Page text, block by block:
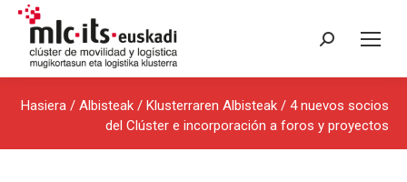
Search:
Hasiera / Albisteak / Klusterraren Albisteak / 4 nuevos socios
del Clúster e incorporación a foros y proyectos